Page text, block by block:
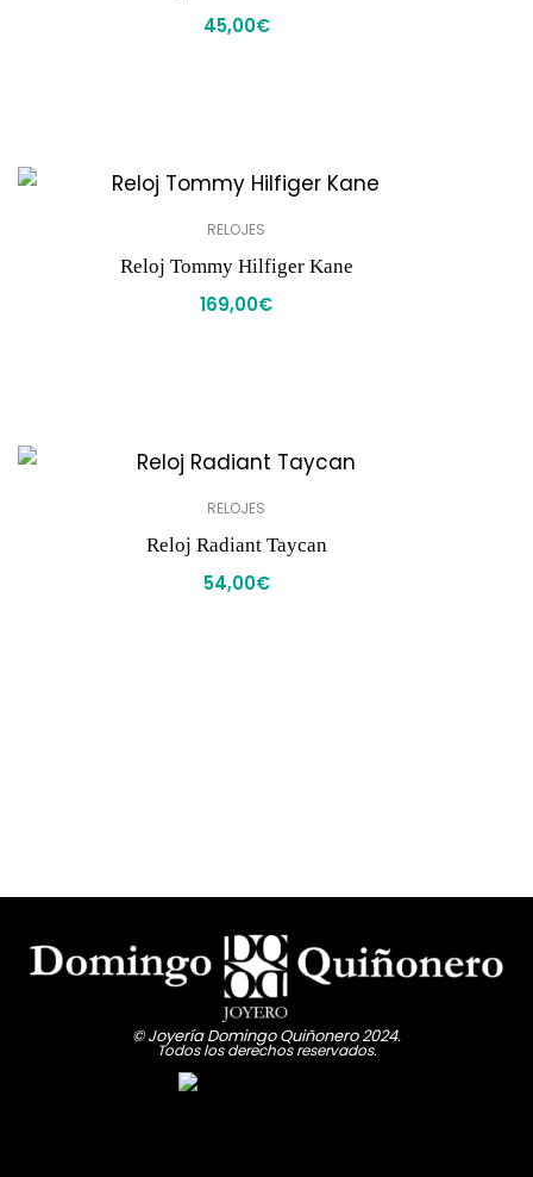
45,00€
RELOJES
Reloj Tommy Hilfiger Kane
169,00€
RELOJES
Reloj Radiant Taycan
54,00€
© Joyería Domingo Quiñonero 2024.
Todos los derechos reservados.